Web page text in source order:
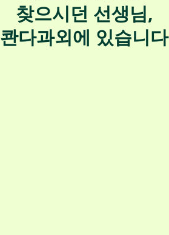
찾으시던 선생님,
콴다과외에 있습니다